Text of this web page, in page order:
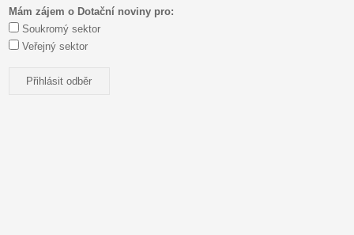
Mám zájem o Dotační noviny pro:
Soukromý sektor
Veřejný sektor